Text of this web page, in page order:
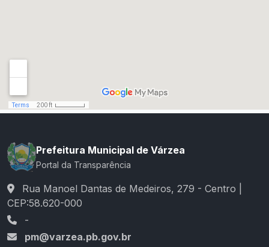
Prefeitura Municipal de Várzea
Portal da Transparência
Rua Manoel Dantas de Medeiros, 279 - Centro |
CEP:58.620-000
-
pm@varzea.pb.gov.br